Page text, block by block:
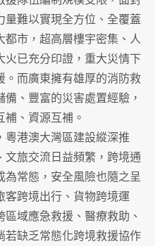
難以實現全方位、全覆蓋
都市，超高層樓宇密集、人
火已充分印證，重大災情下
。而廣東擁有雄厚的消防救
、豐富的災害處置經驗，
、資源互補。
港澳大灣區建設縱深推
旅交流日益頻繁，跨境通
常態，安全風險也隨之呈
客跨境出行、貨物跨境運
域應急救援、醫療救助、
若缺乏常態化跨境救援協作